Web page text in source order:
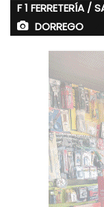
F 1 FERRETERÍA /
DORREGO